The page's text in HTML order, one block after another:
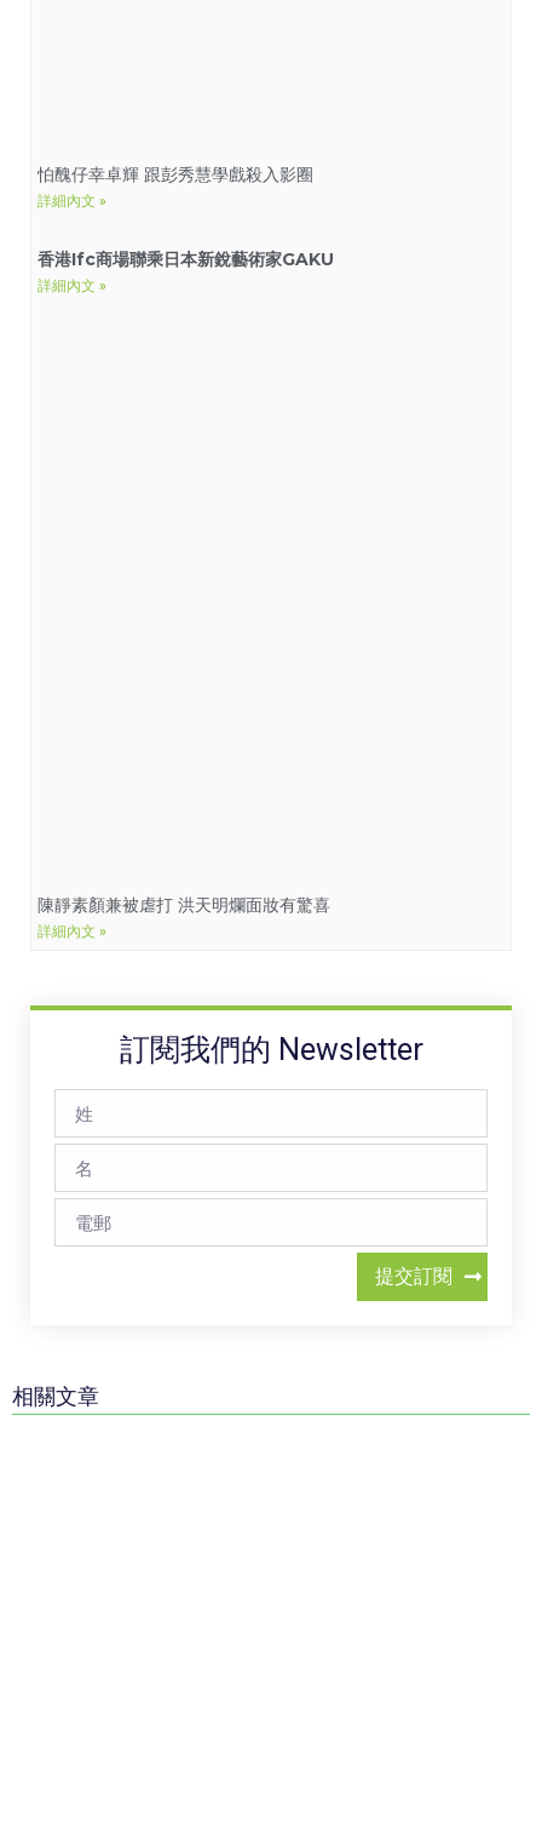
怕醜仔幸卓輝 跟彭秀慧學戲殺入影圈
詳細內文 »
香港Ifc商場聯乘日本新銳藝術家GAKU
詳細內文 »
陳靜素顏兼被虐打 洪天明爛面妝有驚喜
詳細內文 »
訂閱我們的 Newsletter
提交訂閱
相關文章